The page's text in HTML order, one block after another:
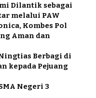
Dilantik sebagai
melalui PAW
Kombes Pol
Aman dan
Berbagi di
kepada Pejuang
Negeri 3